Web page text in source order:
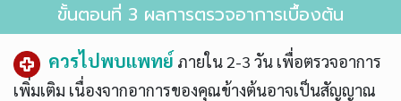
ขั้นตอนที่ 3 ผลการตรวจอาการเบื้องต้น
ควรไปพบแพทย์ ภายใน 2-3 วัน เพื่อตรวจอาการ
เพิ่มเติม เนื่องจากอาการของคุณข้างต้นอาจเป็นสัญญาณ